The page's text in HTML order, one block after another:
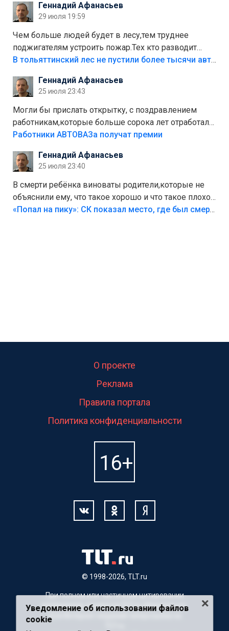
лежала в парке и испортилась.Да еще,видимо,часть
украли.
Геннадий Афанасьев
29 июля 19:59
Чем больше людей будет в лесу,тем труднее
поджигателям устроить пожар.Тех кто разводит
костры,тех надо безбожно штрафовать.Камер полно
Штрафы мизерные.
В тольяттинский лес не пустили более тысячи автомобилей
Геннадий Афанасьев
25 июля 23:43
Могли бы прислать открытку, с поздравлением
работникам,которые больше сорока лет отработали
на предприятии.
Работники АВТОВАЗа получат премии
Геннадий Афанасьев
25 июля 23:40
В смерти ребёнка виноваты родители,которые не
объяснили ему, что такое хорошо и что такое плохо!
Лезть через такой забор,верх безумия,есть же
«Попал на пику»: СК показал место, где был смертельно травмирован ребенок в Тольятти
© 1998-2026, TLT.ru
О проекте
Реклама
Правила портала
Политика конфиденциальности
При полном или частичном цитировании
материалов, ссылка на TLT.ru обязательна.
Для Интернет-изданий гиперссылка на
Уведомление об использовании файлов
cookie